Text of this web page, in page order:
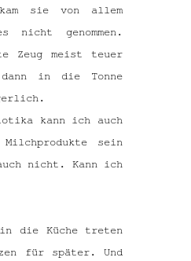
sie von allem
genommen.
Zeug meist teuer
in die Tonne
kann ich auch
sein
nicht. Kann ich
die Küche treten
für später. Und